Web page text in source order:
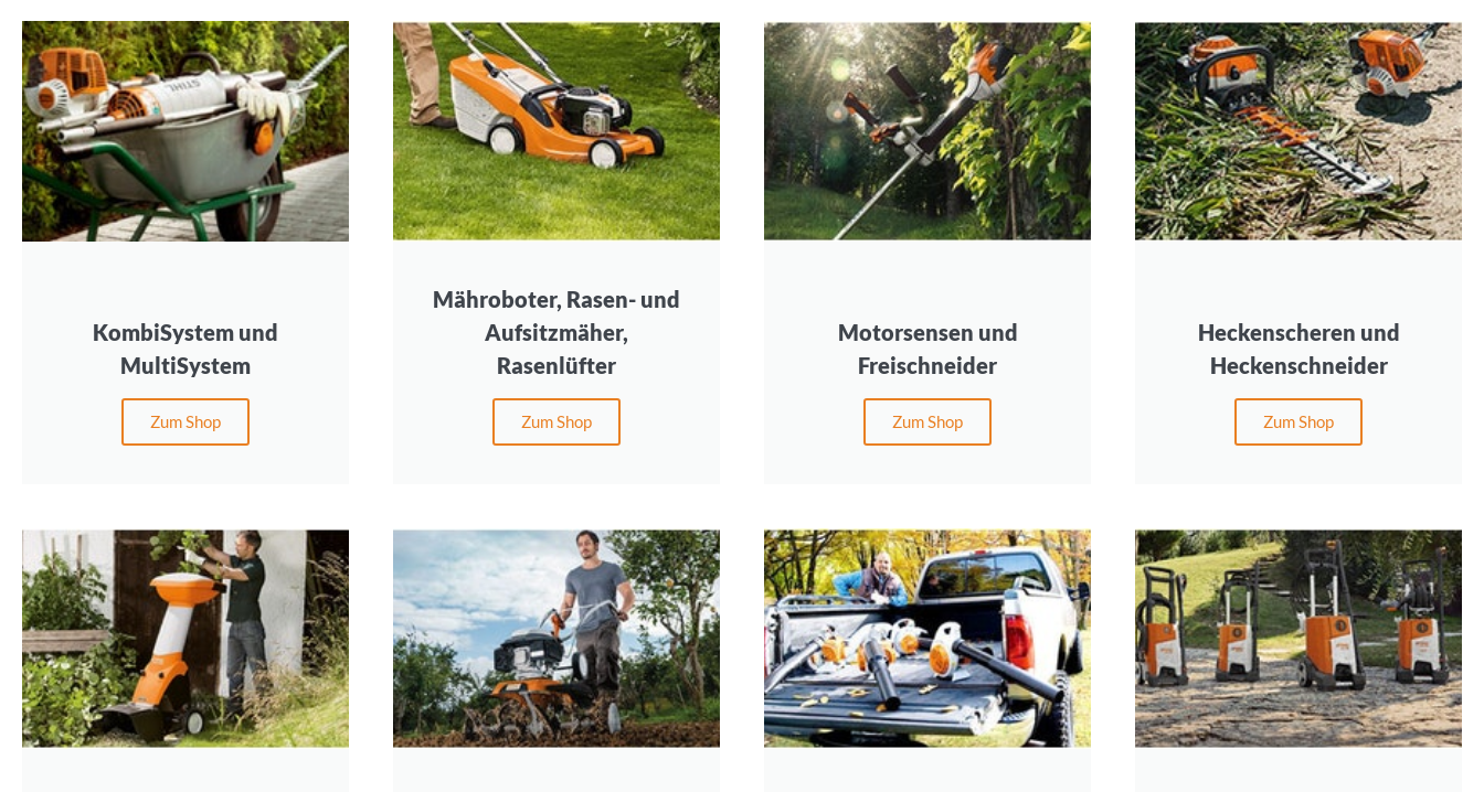
KombiSystem und
MultiSystem
Zum Shop
Mähroboter, Rasen- und
Aufsitzmäher,
Rasenlüfter
Zum Shop
Motorsensen und
Freischneider
Zum Shop
Heckenscheren und
Heckenschneider
Zum Shop